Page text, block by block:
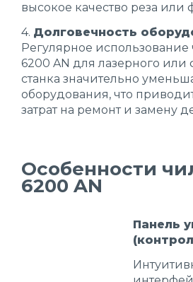
высокое качество реза или
4. Долговечность
Регулярное использование
6200 AN для лазерного или
станка значительно
оборудования, что
затрат на ремонт и замену
Особенности
6200 AN
Панель